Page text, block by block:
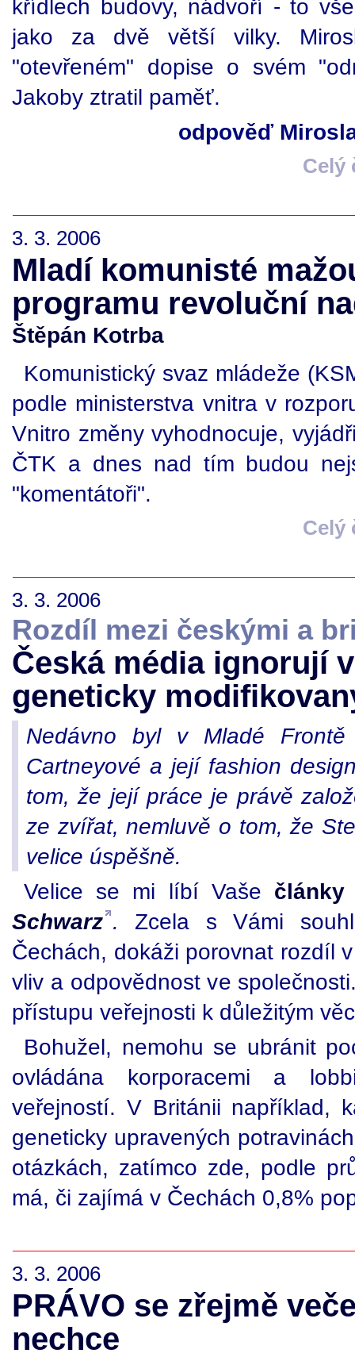
křídlech budovy, nádvoří - to
jako za dvě větší vilky.
"otevřeném" dopise o svém
Jakoby ztratil paměť.
odpověď
Celý
3. 3. 2006
Mladí komunisté
programu revoluční
Štěpán Kotrba
Komunistický svaz mládeže
podle ministerstva vnitra v
Vnitro změny vyhodnocuje,
ČTK a dnes nad tím budou
"komentátoři".
Celý
3. 3. 2006
Rozdíl mezi českými a
Česká média ignorují
geneticky
Nedávno byl v Mladé
Cartneyové a její fashion
tom, že její práce je právě
ze zvířat, nemluvě o tom, že
velice úspěšně.
Velice se mi líbí Vaše
Schwarz . Zcela s Vámi
Čechách, dokáži porovnat rozdíl
vliv a odpovědnost ve
přístupu veřejnosti k důležitým
Bohužel, nemohu se ubránit
ovládána korporacemi a
veřejností. V Británii například,
geneticky upravených
otázkách, zatímco zde, podle
má, či zajímá v Čechách 0,8%
3. 3. 2006
PRÁVO se zřejmě
nechce